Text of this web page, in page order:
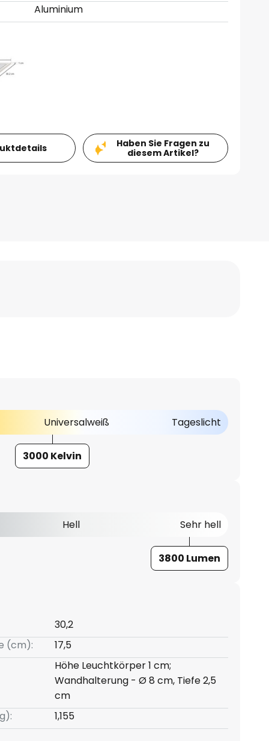
Aluminium
Haben Sie Fragen zu
diesem Artikel?
Universalweiß Tageslicht
3000 Kelvin
Hell Sehr hell
3800 Lumen
30,2
(cm):
17,5
Höhe Leuchtkörper 1 cm;
Wandhalterung - Ø 8 cm, Tiefe 2,5
cm
1,155